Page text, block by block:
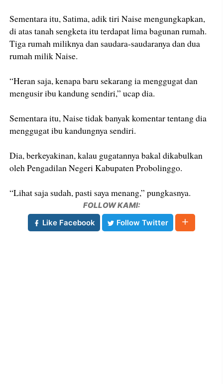
Sementara itu, Satima, adik tiri Naise mengungkapkan,
di atas tanah sengketa itu terdapat lima bagunan rumah.
Tiga rumah miliknya dan saudara-saudaranya dan dua
rumah milik Naise.
“Heran saja, kenapa baru sekarang ia menggugat dan
mengusir ibu kandung sendiri,” ucap dia.
Sementara itu, Naise tidak banyak komentar tentang dia
menggugat ibu kandungnya sendiri.
Dia, berkeyakinan, kalau gugatannya bakal dikabulkan
oleh Pengadilan Negeri Kabupaten Probolinggo.
“Lihat saja sudah, pasti saya menang,” pungkasnya.
FOLLOW KAMI:
Like Facebook
Follow Twitter